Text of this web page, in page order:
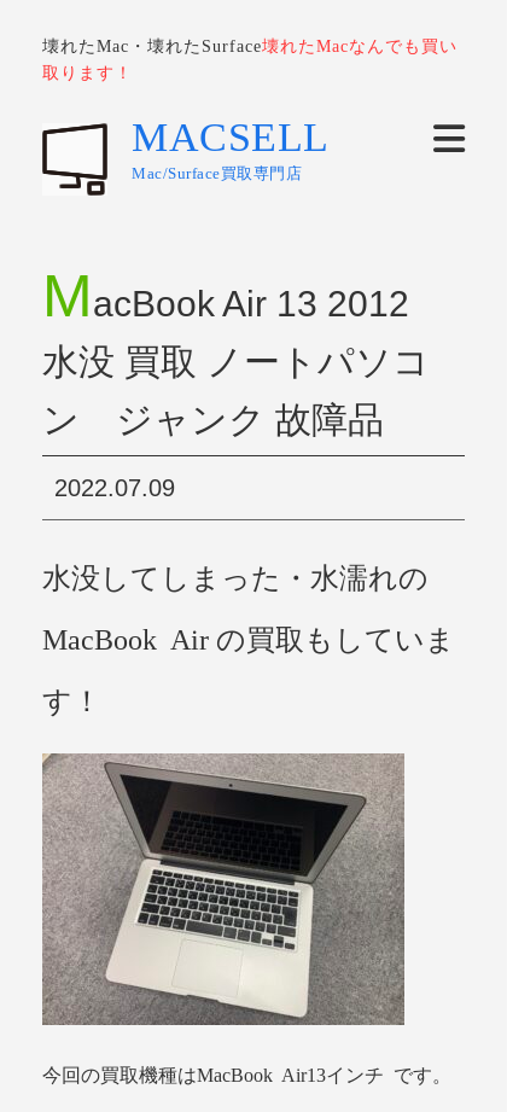
壊れたMac・壊れたSurface壊れたMacなんでも買い
取ります！
MACSELL
Mac/Surface買取専門店
MacBook Air 13 2012
水没 買取 ノートパソコ
ン ジャンク 故障品
2022.07.09
水没してしまった・水濡れの
MacBook Air の買取もしていま
す！
今回の買取機種はMacBook Air13インチ です。